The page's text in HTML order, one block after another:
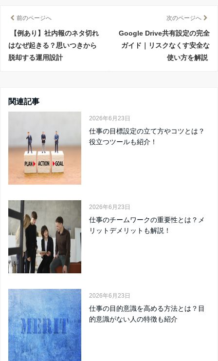
前のページへ
【例あり】社内報のネタ切れ
はなぜ起きる？思いつきから
脱却する運用設計
次のページへ
Google Drive共有設定の完全
ガイド｜リスクなくす安全な
使い方を解説
関連記事
2026年6月23日
仕事の目標設定の立て方やコツとは？
役立つツールも紹介！
2026年6月23日
仕事のチームワークの重要性とは？メ
リットデメリットも解説！
2026年6月23日
仕事の目的意識を高める方法とは？目
的意識がない人の特徴も紹介